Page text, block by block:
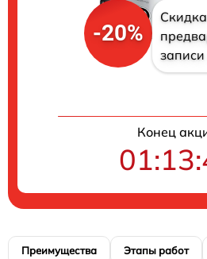
-20%
Конец
Преимущества Этапы работ